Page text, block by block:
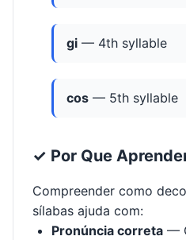
gi — 4th syllable
cos — 5th syllable
✓ Por Que
Compreender como
sílabas ajuda com:
Pronúncia correta —